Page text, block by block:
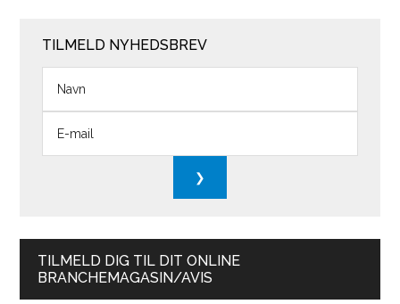
TILMELD NYHEDSBREV
TILMELD DIG TIL DIT ONLINE
BRANCHEMAGASIN/AVIS